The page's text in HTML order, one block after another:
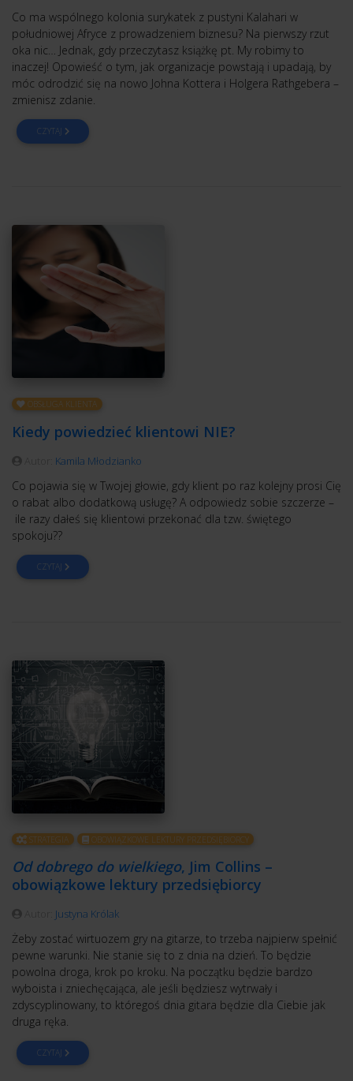
Co ma wspólnego kolonia surykatek z pustyni Kalahari w
południowej Afryce z prowadzeniem biznesu? Na pierwszy rzut
oka nic… Jednak, gdy przeczytasz książkę pt. My robimy to
inaczej! Opowieść o tym, jak organizacje powstają i upadają, by
móc odrodzić się na nowo Johna Kottera i Holgera Rathgebera –
zmienisz zdanie.
CZYTAJ
OBSŁUGA KLIENTA
Kiedy powiedzieć klientowi NIE?
Kamila Młodzianko
Co pojawia się w Twojej głowie, gdy klient po raz kolejny prosi Cię
o rabat albo dodatkową usługę? A odpowiedz sobie szczerze –
ile razy dałeś się klientowi przekonać dla tzw. świętego
spokoju??
CZYTAJ
STRATEGIA OBOWIĄZKOWE LEKTURY PRZEDSIĘBIORCY
Od dobrego do wielkiego, Jim Collins –
obowiązkowe lektury przedsiębiorcy
Justyna Królak
Żeby zostać wirtuozem gry na gitarze, to trzeba najpierw spełnić
pewne warunki. Nie stanie się to z dnia na dzień. To będzie
powolna droga, krok po kroku. Na początku będzie bardzo
wyboista i zniechęcająca, ale jeśli będziesz wytrwały i
zdyscyplinowany, to któregoś dnia gitara będzie dla Ciebie jak
druga ręka.
CZYTAJ